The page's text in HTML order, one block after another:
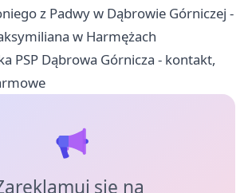
z Padwy w Dąbrowie Górniczej -
w Harmężach
PSP Dąbrowa Górnicza - kontakt,
się na